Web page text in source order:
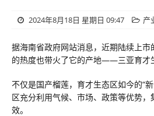
2024年8月18日 星期日 09:47 产
据海南省政府网站消息，近期陆续上
的热度也带火了它的产地——三亚育才
不仅是国产榴莲，育才生态区如今的“
区充分利用气候、市场、政策等优势
效。